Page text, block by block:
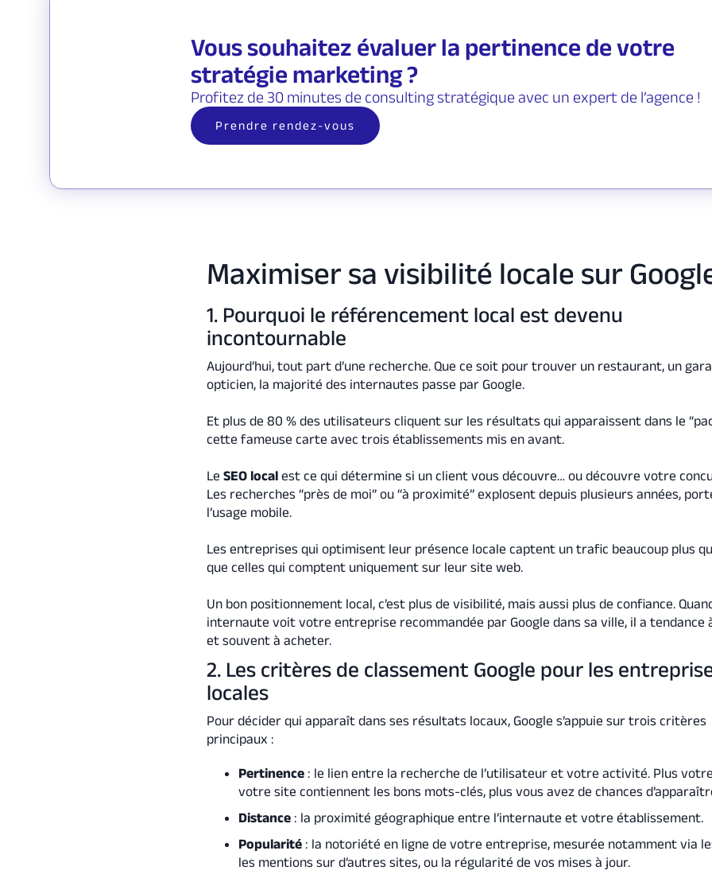
Vous souhaitez évaluer la pertinence de votre
stratégie marketing ?
Profitez de 30 minutes de consulting stratégique avec un expert de l’agence !
Prendre rendez-vous
Maximiser sa visibilité locale sur
1. Pourquoi le référencement local est devenu
incontournable
Aujourd’hui, tout part d’une recherche. Que ce soit pour trouver un restaurant, un
opticien, la majorité des internautes passe par Google.
Et plus de 80 % des utilisateurs cliquent sur les résultats qui apparaissent dans le
cette fameuse carte avec trois établissements mis en avant.
LeSEO local est ce qui détermine si un client vous découvre… ou découvre votre
Les recherches “près de moi” ou “à proximité” explosent depuis plusieurs années,
l’usage mobile.
Les entreprises qui optimisent leur présence locale captent un trafic beaucoup plus
que celles qui comptent uniquement sur leur site web.
Un bon positionnement local, c’est plus de visibilité, mais aussi plus de confiance.
internaute voit votre entreprise recommandée par Google dans sa ville, il a tendance
et souvent à acheter.
2. Les critères de classement Google pour les
locales
Pour décider qui apparaît dans ses résultats locaux, Google s’appuie sur trois critères
principaux :
Pertinence : le lien entre la recherche de l’utilisateur et votre activité. Plus
votre site contiennent les bons mots-clés, plus vous avez de chances
Distance : la proximité géographique entre l’internaute et votre établissement.
Popularité : la notoriété en ligne de votre entreprise, mesurée notamment via
les mentions sur d’autres sites, ou la régularité de vos mises à jour.